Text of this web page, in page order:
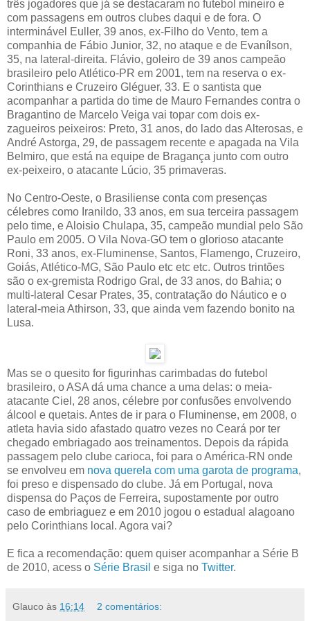
três jogadores que já se destacaram no futebol mineiro e
com passagens em outros clubes daqui e de fora. O
interminável Euller, 39 anos, ex-Filho do Vento, tem a
companhia de Fábio Junior, 32, no ataque e de Evanílson,
35, na lateral-direita. Flávio, goleiro de 39 anos campeão
brasileiro pelo Atlético-PR em 2001, tem na reserva o ex-
Corinthians e Cruzeiro Gléguer, 33. E o santista que
acompanhar a partida do time de Mauro Fernandes contra o
Bragantino de Marcelo Veiga vai topar com dois ex-
zagueiros peixeiros: Preto, 31 anos, do lado das Alterosas, e
André Astorga, 29, de passagem recente e apagada na Vila
Belmiro, que está na equipe de Bragança junto com outro
ex-peixeiro, o atacante Lúcio, 35 primaveras.
No Centro-Oeste, o Brasiliense conta com presenças
célebres como Iranildo, 33 anos, em sua terceira passagem
pelo time, e Aloisio Chulapa, 35, campeão mundial pelo São
Paulo em 2005. O Vila Nova-GO tem o glorioso atacante
Roni, 33 anos, ex-Fluminense, Santos, Flamengo, Cruzeiro,
Goiás, Atlético-MG, São Paulo etc etc etc. Outros trintões
são o ex-gremista Rodrigo Gral, de 33 anos, do Bahia; o
multi-lateral Cesar Prates, 35, contratação do Náutico e o
lateral-meia Athirson, 33, que ainda vem fazendo bonito na
Lusa.
Mas se o quesito for figurinhas carimbadas do futebol
brasileiro, o ASA dá uma chance a uma delas: o meia-
atacante Ciel, 28 anos, célebre por confusões envolvendo
álcool e quetais. Antes de ir para o Fluminense, em 2008, o
atleta havia sido afastado quatro vezes no Ceará por ter
chegado embriagado aos treinamentos. Depois da rápida
passagem pelo clube carioca, foi para o América-RN onde
se envolveu em nova querela com uma garota de programa,
foi preso e dispensado do clube. Já em Portugal, nova
dispensa do Paços de Ferreira, supostamente por outro
caso de embriaguez e em 2010 jogou o estadual alagoano
pelo Corinthians local. Agora vai?
E fica a recomendação: quem quiser acompanhar a Série B
de 2010, acess o Série Brasil e siga no Twitter.
Glauco às 16:14 2 comentários: